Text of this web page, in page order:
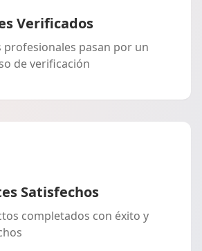
Verificados
profesionales pasan por un
de verificación
Satisfechos
completados con éxito y